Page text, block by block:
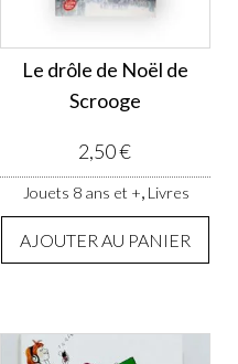
Le drôle de Noël de
Scrooge
2,50€
Jouets 8 ans et +, Livres
AJOUTER AU PANIER